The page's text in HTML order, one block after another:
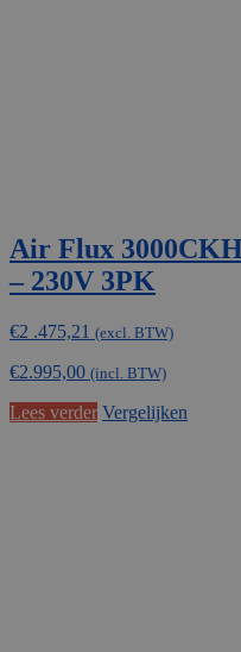
Air Flux
– 230V 3PK
€2 .475,21 (excl. BTW)
€2.995,00 (incl. BTW)
Lees verder Vergelijken